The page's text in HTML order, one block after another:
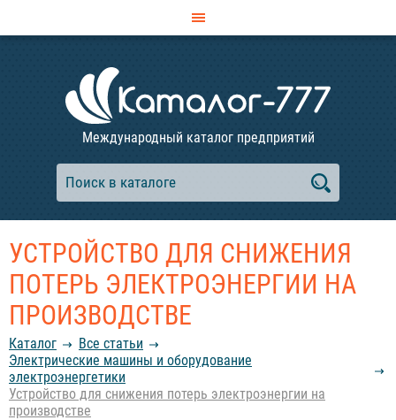
Международный каталог предприятий
УСТРОЙСТВО ДЛЯ СНИЖЕНИЯ
ПОТЕРЬ ЭЛЕКТРОЭНЕРГИИ НА
ПРОИЗВОДСТВЕ
Каталог
Все статьи
Электрические машины и оборудование
электроэнергетики
Устройство для снижения потерь электроэнергии на
производстве